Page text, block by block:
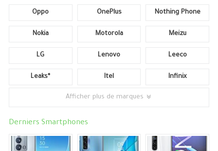
Oppo OnePlus Nothing Phone
Nokia Motorola Meizu
LG Lenovo Leeco
Leaks* Itel Infinix
Afficher plus de marques
Derniers Smartphones